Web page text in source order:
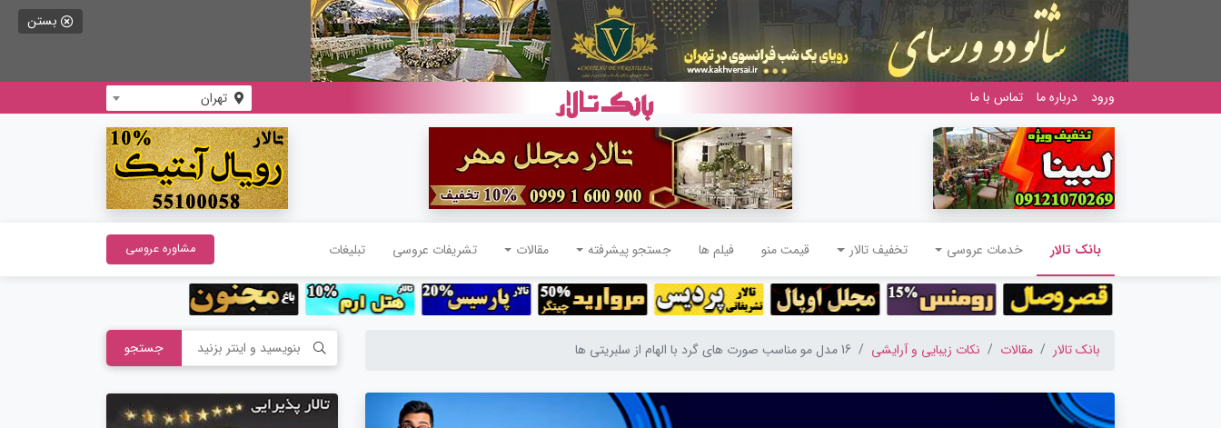
بستن
ورود درباره ما تماس با ما تهران
بانک تالار خدمات عروسی تخفیف تالار قیمت منو فیلم ها جستجو پیشرفته مقالات تشریفات عروسی تبلیغات مشاوره عروسی
بانک تالار مقالات نکات زیبایی و آرایشی 16 مدل مو مناسب صورت های گرد با الهام از سلبریتی ها جستجو